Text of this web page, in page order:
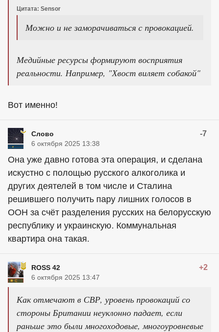
Цитата: Sensor
Можно и не заморачиваться с провокацией.
Медийные ресурсы формируют восприятия
реальности. Например, "Хвост виляет собакой"
Вот именно!
Слово -7
6 октября 2025 13:38
Она уже давно готова эта операция, и сделана
искустно с полощью русского алкоголика и
других деятелей в том числе и Сталина
решившего получить пару лишних голосов в
ООН за счёт разделения русских на белорусскую
республику и украинскую. Коммунальная
квартира она такая.
ROSS 42 +2
6 октября 2025 13:47
Как отмечают в СВР, уровень провокаций со
стороны Британии неуклонно падает, если
раньше это были многоходовые, многоуровневые